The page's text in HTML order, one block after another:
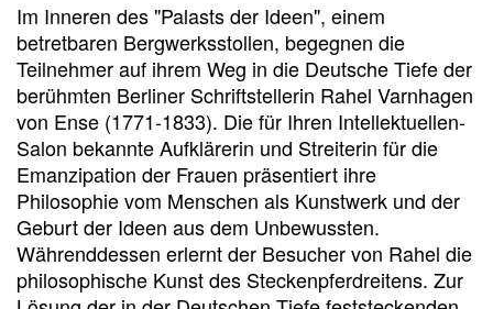
Im Inneren des "Palasts der Ideen", einem
betretbaren Bergwerksstollen, begegnen die
Teilnehmer auf ihrem Weg in die Deutsche Tiefe der
berühmten Berliner Schriftstellerin Rahel Varnhagen
von Ense (1771-1833). Die für Ihren Intellektuellen-
Salon bekannte Aufklärerin und Streiterin für die
Emanzipation der Frauen präsentiert ihre
Philosophie vom Menschen als Kunstwerk und der
Geburt der Ideen aus dem Unbewussten.
Währenddessen erlernt der Besucher von Rahel die
philosophische Kunst des Steckenpferdreitens. Zur